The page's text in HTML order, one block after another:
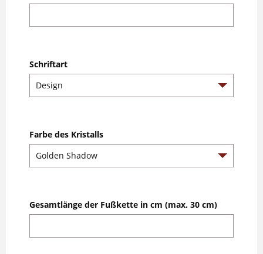
Schriftart
Farbe des Kristalls
Gesamtlänge der Fußkette in cm (max. 30 cm)